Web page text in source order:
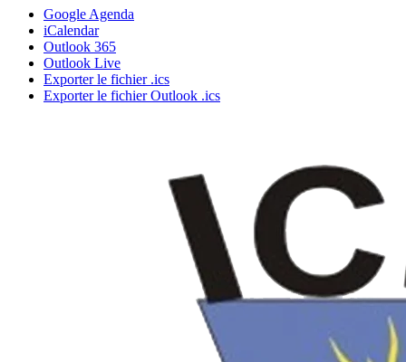
Google Agenda
iCalendar
Outlook 365
Outlook Live
Exporter le fichier .ics
Exporter le fichier Outlook .ics